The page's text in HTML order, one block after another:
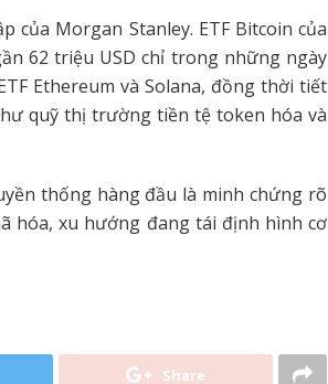
Morgan Stanley. ETF Bitcoin của
62 triệu USD chỉ trong những ngày
Ethereum và Solana, đồng thời tiết
quỹ thị trường tiền tệ token hóa và
thống hàng đầu là minh chứng rõ
hóa, xu hướng đang tái định hình cơ
Share